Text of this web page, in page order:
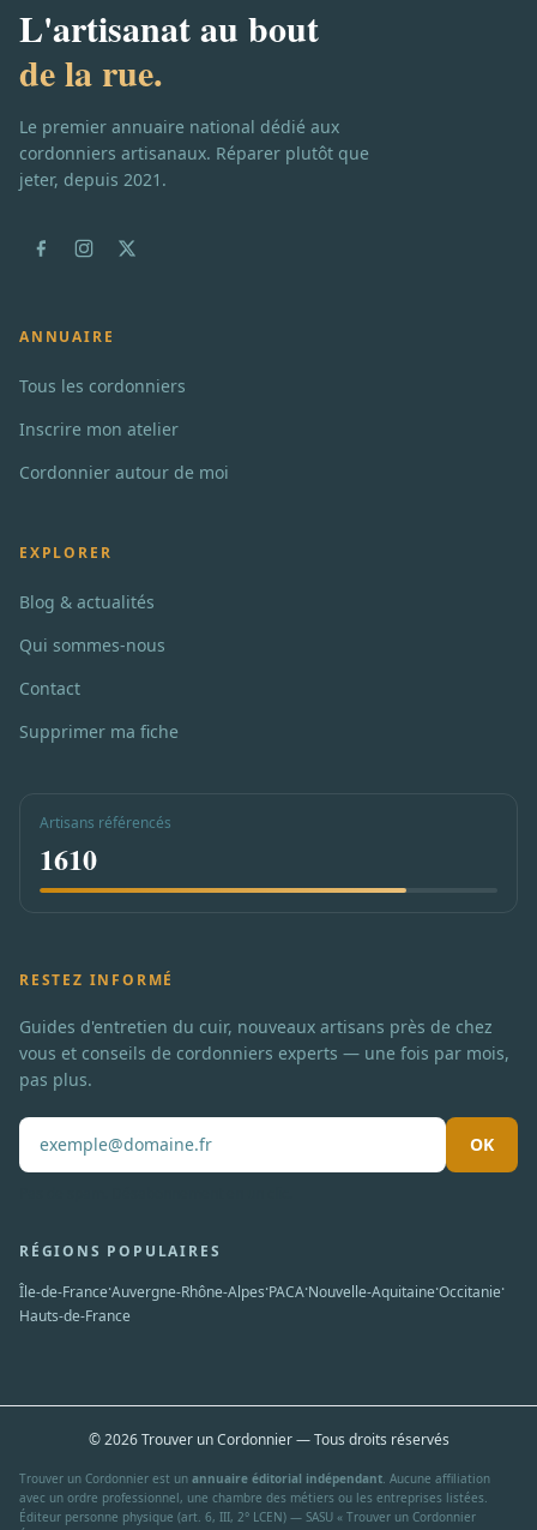
L'artisanat au bout
de la rue.
Le premier annuaire national dédié aux
cordonniers artisanaux. Réparer plutôt que
jeter, depuis 2021.
ANNUAIRE
Tous les cordonniers
Inscrire mon atelier
Cordonnier autour de moi
EXPLORER
Blog & actualités
Qui sommes-nous
Contact
Supprimer ma fiche
Artisans référencés
1610
RESTEZ INFORMÉ
Guides d'entretien du cuir, nouveaux artisans près de chez
vous et conseils de cordonniers experts — une fois par mois,
pas plus.
OK
RÉGIONS POPULAIRES
Île-de-France·Auvergne-Rhône-Alpes·PACA·Nouvelle-Aquitaine·Occitanie·
Hauts-de-France
© 2026 Trouver un Cordonnier — Tous droits réservés
Trouver un Cordonnier est un annuaire éditorial indépendant. Aucune affiliation
avec un ordre professionnel, une chambre des métiers ou les entreprises listées.
Éditeur personne physique (art. 6, III, 2° LCEN) — SASU « Trouver un Cordonnier